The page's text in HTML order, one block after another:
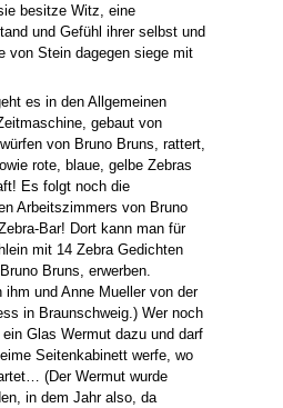
besitze Witz, eine
und Gefühl ihrer selbst und
von Stein dagegen siege mit
es in den Allgemeinen
gebaut von
von Bruno Bruns, rattert,
rote, blaue, gelbe Zebras
Es folgt noch die
Arbeitszimmers von Bruno
Bar! Dort kann man für
mit 14 Zebra Gedichten
Bruns, erwerben.
ihm und Anne Mueller von der
in Braunschweig.) Wer noch
Glas Wermut dazu und darf
Seitenkabinett werfe, wo
(Der Wermut wurde
in dem Jahr also, da